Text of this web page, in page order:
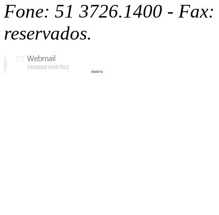
Fone: 51 3726.1400 -
reservados.